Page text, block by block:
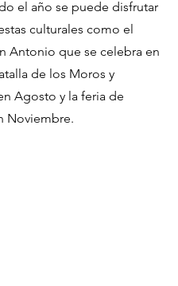
el año se puede disfrutar
culturales como el
Antonio que se celebra en
de los Moros y
Agosto y la feria de
Noviembre.